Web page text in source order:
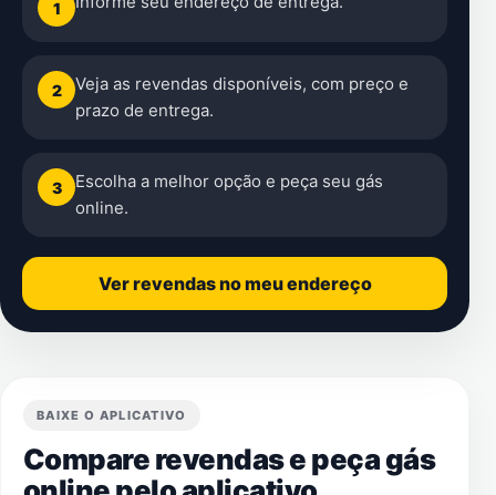
1
2
Veja as revendas disponíveis, com preço e
prazo de entrega.
3
Escolha a melhor opção e peça seu gás
online.
Ver revendas no meu endereço
BAIXE O APLICATIVO
Compare revendas e peça gás